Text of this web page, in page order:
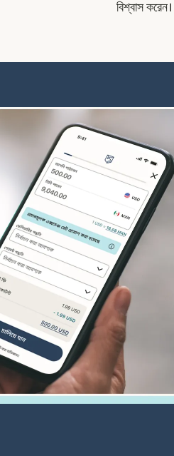
বিশ্বাস করেন।